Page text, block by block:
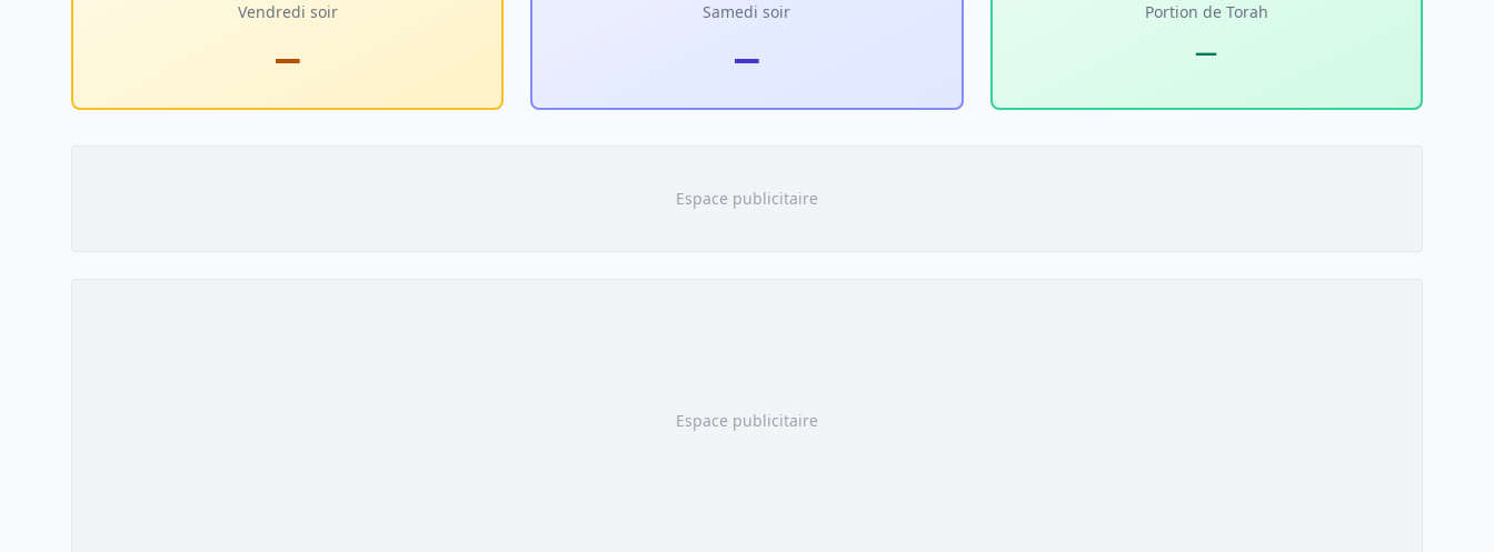
Vendredi soir
—
Samedi soir
—
Portion de Torah
—
Espace publicitaire
Espace publicitaire